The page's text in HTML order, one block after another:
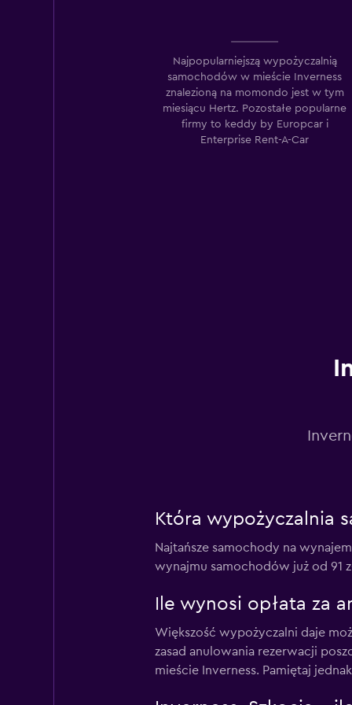
Najpopularniejszą wypożyczalnią
samochodów w mieście Inverness
znalezioną na momondo jest w tym
miesiącu Hertz. Pozostałe popularne
firmy to keddy by Europcar i
Enterprise Rent-A-Car
Która wypożyczalnia
Najtańsze samochody na
wynajmu samochodów już od 91
Ile wynosi opłata za
Większość wypożyczalni daje
zasad anulowania rezerwacji
mieście Inverness. Pamiętaj